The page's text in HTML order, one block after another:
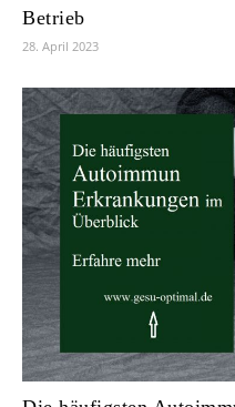
Betrieb
28. April 2023